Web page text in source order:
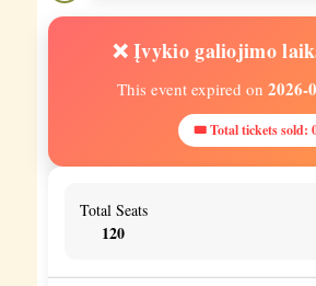
❌ Įvykio galiojimo
This event expired on2026-
🎟 Total tickets sold:
Total Seats
120